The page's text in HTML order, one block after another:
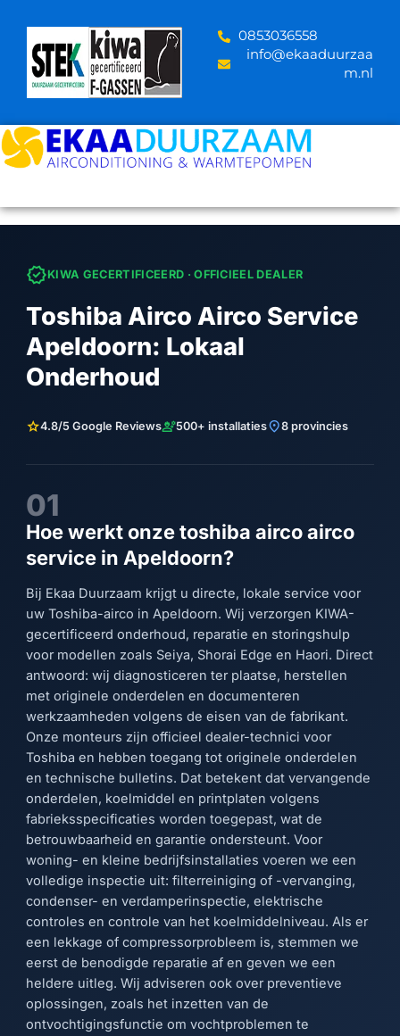
content
‪0853036558
info@ekaaduurzaa
m.nl
verifiedKIWA GECERTIFICEERD · OFFICIEEL DEALER
Toshiba Airco Airco Service
Apeldoorn: Lokaal
Onderhoud
star4.8/5 Google Reviewsengineering500+ installatieslocation_on8 provincies
01
Hoe werkt onze toshiba airco airco
service in Apeldoorn?
Bij Ekaa Duurzaam krijgt u directe, lokale service voor
uw Toshiba-airco in Apeldoorn. Wij verzorgen KIWA-
gecertificeerd onderhoud, reparatie en storingshulp
voor modellen zoals Seiya, Shorai Edge en Haori. Direct
antwoord: wij diagnosticeren ter plaatse, herstellen
met originele onderdelen en documenteren
werkzaamheden volgens de eisen van de fabrikant.
Onze monteurs zijn officieel dealer-technici voor
Toshiba en hebben toegang tot originele onderdelen
en technische bulletins. Dat betekent dat vervangende
onderdelen, koelmiddel en printplaten volgens
fabrieksspecificaties worden toegepast, wat de
betrouwbaarheid en garantie ondersteunt. Voor
woning- en kleine bedrijfsinstallaties voeren we een
volledige inspectie uit: filterreiniging of -vervanging,
condenser- en verdamperinspectie, elektrische
controles en controle van het koelmiddelniveau. Als er
een lekkage of compressorprobleem is, stemmen we
eerst de benodigde reparatie af en geven we een
heldere uitleg. Wij adviseren ook over preventieve
oplossingen, zoals het inzetten van de
ontvochtigingsfunctie om vochtproblemen te